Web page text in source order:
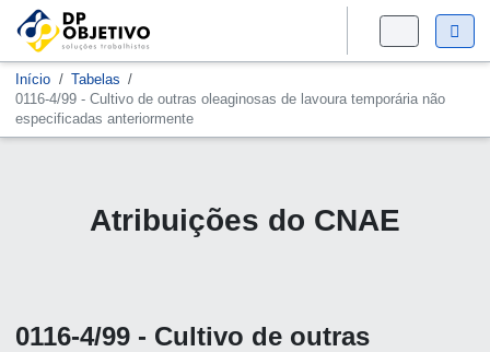
Início
Tabelas
0116-4/99 - Cultivo de outras oleaginosas de lavoura temporária não
especificadas anteriormente
Atribuições do CNAE
0116-4/99 - Cultivo de outras